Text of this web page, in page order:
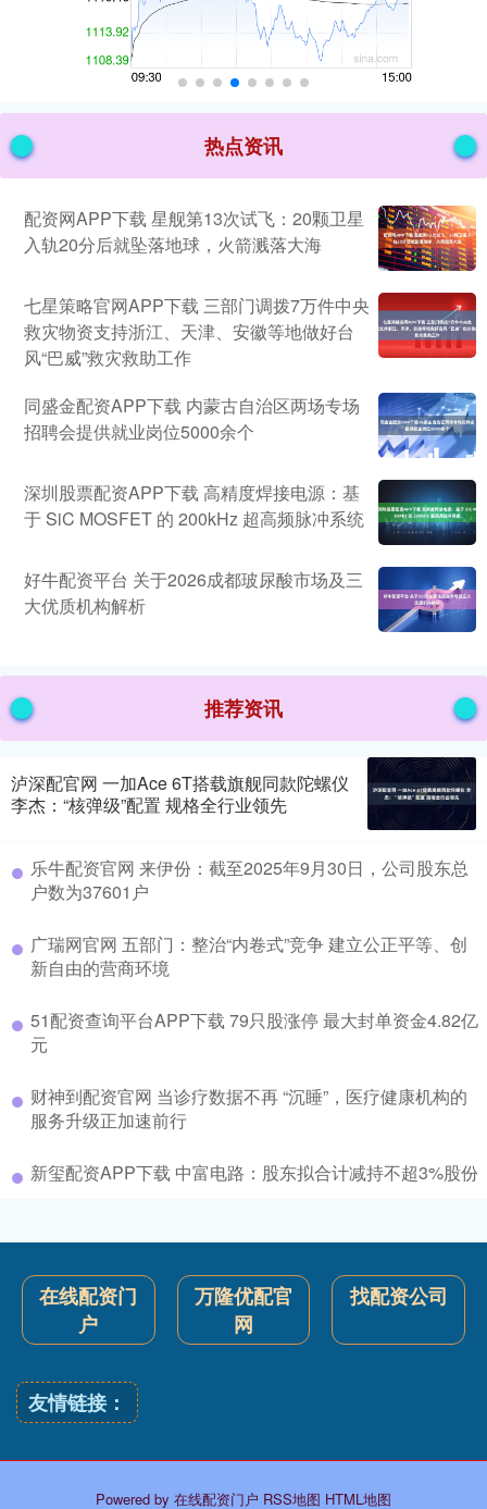
热点资讯
配资网APP下载 星舰第13次试飞：20颗卫星
入轨20分后就坠落地球，火箭溅落大海
七星策略官网APP下载 三部门调拨7万件中央
救灾物资支持浙江、天津、安徽等地做好台
风“巴威”救灾救助工作
同盛金配资APP下载 内蒙古自治区两场专场
招聘会提供就业岗位5000余个
深圳股票配资APP下载 高精度焊接电源：基
于 SiC MOSFET 的 200kHz 超高频脉冲系统
好牛配资平台 关于2026成都玻尿酸市场及三
大优质机构解析
推荐资讯
泸深配官网 一加Ace 6T搭载旗舰同款陀螺仪
李杰：“核弹级”配置 规格全行业领先
乐牛配资官网 来伊份：截至2025年9月30日，公司股东总
户数为37601户
广瑞网官网 五部门：整治“内卷式”竞争 建立公正平等、创
新自由的营商环境
51配资查询平台APP下载 79只股涨停 最大封单资金4.82亿
元
财神到配资官网 当诊疗数据不再 “沉睡”，医疗健康机构的
服务升级正加速前行
新玺配资APP下载 中富电路：股东拟合计减持不超3%股份
在线配资门
户
万隆优配官
网
找配资公司
友情链接：
Powered by 在线配资门户 RSS地图 HTML地图